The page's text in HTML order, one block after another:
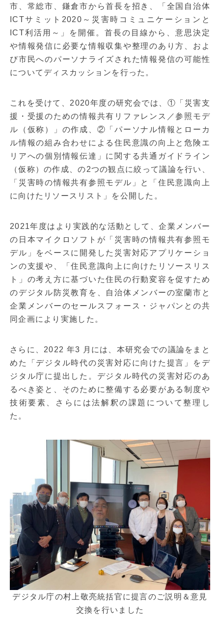
市、常総市、鎌倉市から首長を招き、「全国自治体
ICTサミット2020～災害時コミュニケーションと
ICT利活用～」を開催。首長の目線から、意思決定
や情報発信に必要な情報収集や整理のあり方、およ
び市民へのパーソナライズされた情報発信の可能性
についてディスカッションを行った。
これを受けて、2020年度の研究会では、①「災害支
援・受援のための情報共有リファレンス／参照モデ
ル（仮称）」の作成、②「パーソナル情報とローカ
ル情報の組み合わせによる住民意識の向上と危険エ
リアへの個別情報伝達」に関する共通ガイドライン
（仮称）の作成、の2つの観点に絞って議論を行い、
「災害時の情報共有参照モデル」と「住民意識向上
に向けたリソースリスト」を公開した。
2021年度はより実践的な活動として、企業メンバー
の日本マイクロソフトが「災害時の情報共有参照モ
デル」をベースに開発した災害対応アプリケーショ
ンの支援や、「住民意識向上に向けたリソースリス
ト」の考え方に基づいた住民の行動変容を促すため
のデジタル防災教育を、自治体メンバーの室蘭市と
企業メンバーのセールスフォース・ジャパンとの共
同企画により実施した。
さらに、2022 年3 月には、本研究会での議論をまと
めた「デジタル時代の災害対応に向けた提言」をデ
ジタル庁に提出した。デジタル時代の災害対応のあ
るべき姿と、そのために整備する必要がある制度や
技術要素、さらには法解釈の課題について整理し
た。
デジタル庁の村上敬亮統括官に提言のご説明＆意見
交換を行いました